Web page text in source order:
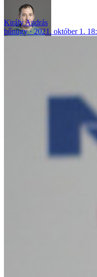
Király András
bűnügy
2021. október 1.